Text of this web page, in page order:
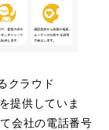
クラウド
提供していま
会社の電話番号